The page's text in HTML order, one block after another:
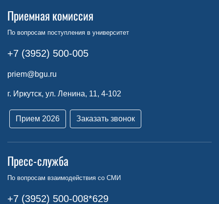
Приемная комиссия
По вопросам поступления в университет
+7 (3952) 500-005
priem@bgu.ru
г. Иркутск, ул. Ленина, 11, 4-102
Прием 2026 Заказать звонок
Пресс-служба
По вопросам взаимодействия со СМИ
+7 (3952) 500-008*629